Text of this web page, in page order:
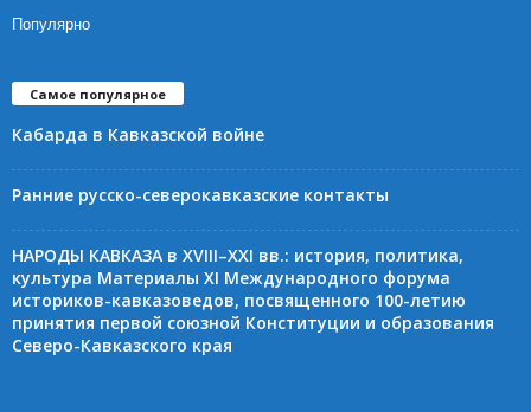
Популярно
Самое популярное
Кабарда в Кавказской войне
Ранние русско-северокавказские контакты
НАРОДЫ КАВКАЗА в XVIII–XXI вв.: история, политика,
культура Материалы XI Международного форума
историков-кавказоведов, посвященного 100-летию
принятия первой союзной Конституции и образования
Северо-Кавказского края